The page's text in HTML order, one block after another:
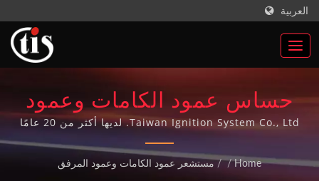
العربية
حساس عمود الكامات وعمود
المرفق / مصنع قطع غيار
السيارات في تايوان لصناعة
Taiwan Ignition System Co., Ltd. لديها أكثر من 20 عامًا
من الخبرة في تصنيع قطع غيار السيارات وقد حققت نظام
الجودة ISO-9001 لأكثر من 10 سنوات. جميع قطع غيار
السيارات لدينا مصنوعة في تايوان.
Home
/
/ مستشعر عمود الكامات وعمود المرفق